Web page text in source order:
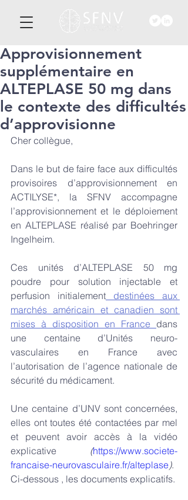
Approvisionnement
supplémentaire en
ALTEPLASE 50 mg dans
le contexte des difficultés
d’approvisionne
Cher collègue,
Dans le but de faire face aux difficultés
provisoires d’approvisionnement en
ACTILYSE*, la SFNV accompagne
l’approvisionnement et le déploiement
en ALTEPLASE réalisé par Boehringer
Ingelheim.
Ces unités d’ALTEPLASE 50 mg
poudre pour solution injectable et
perfusion initialement destinées aux
marchés américain et canadien sont
mises à disposition en France dans
une centaine d’Unités neuro-
vasculaires en France avec
l’autorisation de l’agence nationale de
sécurité du médicament.
Une centaine d’UNV sont concernées,
elles ont toutes été contactées par mel
et peuvent avoir accès à la vidéo
explicative (https://www.societe-
francaise-neurovasculaire.fr/alteplase).
Ci-dessous , les documents explicatifs.